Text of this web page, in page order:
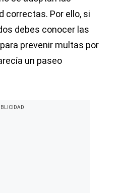
correctas. Por ello, si
debes conocer las
prevenir multas por
un paseo